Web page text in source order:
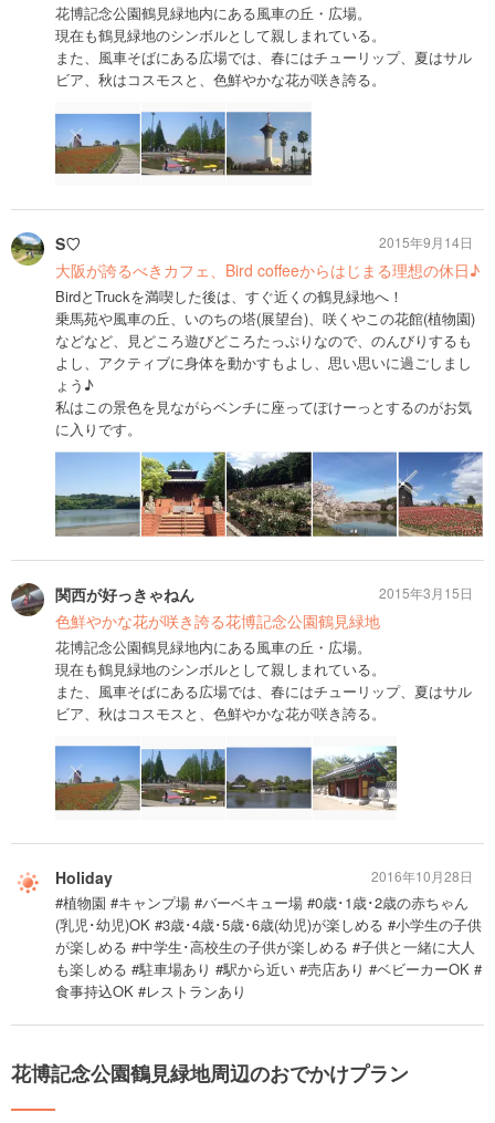
花博記念公園鶴見緑地内にある風車の丘・広場。
現在も鶴見緑地のシンボルとして親しまれている。
また、風車そばにある広場では、春にはチューリップ、夏はサル
ビア、秋はコスモスと、色鮮やかな花が咲き誇る。
S♡
大阪が誇るべきカフェ、Bird coffeeからはじまる理想の休日♪
BirdとTruckを満喫した後は、すぐ近くの鶴見緑地へ！
乗馬苑や風車の丘、いのちの塔(展望台)、咲くやこの花館(植物園)
などなど、見どころ遊びどころたっぷりなので、のんびりするも
よし、アクティブに身体を動かすもよし、思い思いに過ごしまし
ょう♪
私はこの景色を見ながらベンチに座ってぽけーっとするのがお気
に入りです。
2015年9月14日
関西が好っきゃねん
色鮮やかな花が咲き誇る花博記念公園鶴見緑地
花博記念公園鶴見緑地内にある風車の丘・広場。
現在も鶴見緑地のシンボルとして親しまれている。
また、風車そばにある広場では、春にはチューリップ、夏はサル
ビア、秋はコスモスと、色鮮やかな花が咲き誇る。
2015年3月15日
Holiday
#植物園 #キャンプ場 #バーベキュー場 #0歳･1歳･2歳の赤ちゃん
(乳児･幼児)OK #3歳･4歳･5歳･6歳(幼児)が楽しめる #小学生の子供
が楽しめる #中学生･高校生の子供が楽しめる #子供と一緒に大人
も楽しめる #駐車場あり #駅から近い #売店あり #ベビーカーOK #
食事持込OK #レストランあり
2016年10月28日
花博記念公園鶴見緑地周辺のおでかけプラン